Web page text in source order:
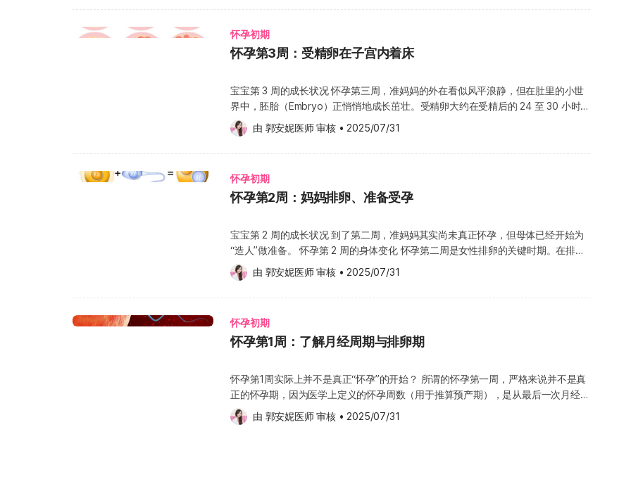
的肝脏、酵母、豆类，先由各种不同的天然食物中多样性地摄取： 3~4 份深绿色蔬
酸不足，建议与妇产科医生讨论后，再依照医生的处方补充叶酸锭剂。 【上一周：
怀孕第6周】 【下一周：怀孕第8周】
怀孕不要清猫砂 避免感染弓虫 猫咪体内容易寄生弓形虫（Toxoplasma gondii），
若不小心接触到猫咪的粪便，就有可能被感染。怀孕的女性如果是第一次感染弓形
虫，病原体有可能透过胎盘传染给宝宝，感染率高达 40%。 若在怀孕初期就感染弓
形虫，风险更高，可能导致流产或死胎。而罹患“先天性弓形虫感染症”的新生儿中，
良 失明 学习障碍 心智发育迟缓 皮肤红斑丘疹 全身淋巴结肿大 肝脾肿大 黄疸 血小
板低下 水脑症（Hydrocephalus） 小脑症（Microcephaly） 颅内钙化 神经病变 所
以孕妇尽量不要清理猫砂，最好请家人或他人代劳，以避免接触到可能含有弓形虫的
猫粪，同时也千万不能吃生食，包括生肉、生鱼片或未煮熟的蛋类，因为这些也可能
是弓形虫的感染来源。值得注意的是，如果准妈妈是在怀孕期间首次感染弓形虫，就
体，通常不会对宝宝造成影响，因此预防初次感染是关键。 怀孕第 6 周的饮食禁忌
怀孕不要吃生食 准妈妈一定要记得生食不能吃，还有未杀毒消菌过的奶制品、没有
外，还容易感染沙门氏菌、李斯特菌。 沙门氏菌若引发腹泻，可能导致身体脱水、
电解质失衡，进而刺激子宫收缩，严重时可能会引发早产；李斯特菌若经由血液传染
不特别高，但一旦发生影响极大，因此准妈妈在孕期仍应格外谨慎，避免摄取高风险
处食物链顶端，体内的汞含量会随着时间逐渐累积较多，长期摄取可能影响胎儿的脑
部与神经系统发育，因此建议准妈妈尽量减少摄取这类高汞鱼类。如果真的想食用，
（约 245~315 公克）其他种鱼类，才有更多元的营养。 【上一周：怀孕第5周】
【下一周：怀孕第7周】
道分泌物变多 秀发浓密有光泽 腹胀之感 孕斑 着床出血 情绪上的波动 怀孕初期的着
床出血 准妈妈的阴道若出现微量出血通常无须过度担心，有可能是着床出血
而引发出血，着床出血常发生在准妈妈预期月经来临的时间点，但其出血量通常比经
血少，颜色偏粉红色或浅褐色，且持续时间较短，一般属正常现象。 着床出血的发
生并非每位准妈妈都会经历，有些人完全没有出现，有些人则可能因出血量少或持续
出血通常会在短时间内自行停止，不需要特别治疗，但若阴道出血量不是少量，且持
续时间较长，甚至有变多的趋势，就必须提高警觉，建议尽快向妇产科医生咨询，以
确认是否有其他潜在问题。 练习呼吸改善心情 得知自己“中奖”了固然令人欣喜，但
随之而来的担忧与不安也是很常见的反应，超过一成的准妈妈在孕期曾经历焦虑感，
妈妈进一步联想到对宝宝健康的担忧，从而加重心理压力，若觉得心情不美丽，就要
好好照顾自己，可以试试看以下的呼吸练习： 站、卧、坐皆可，重点是在于选择一
个自己能够完全放松的姿势。 尽量让自己舒适自在，可适当解开扣子、皮带或拉
链，让身体没有束缚感。 深深地呼吸，尽量将空气吸入腹部，让腹部微微鼓起，感
觉气息自然扩展到身体的下方，如果一开始做不到也没关系，不需要强求，随着练习
容易进入放松状态。“数”是指数数字，“息”则是指呼吸气息，有助于集中注意力，稳
定情绪。可以在吸气时心中默数“一、二、三、四、五”，再在吐气时同样默数回五
自然、节奏稳定，让身心慢慢安静下来。 吸气时慢慢从一数到五，吐气时也从一数
到五，节奏保持平稳一致，呼与吸之间不需要刻意停顿，让呼吸自然流动。 整个呼
落，除了可以向信赖的亲友或师长倾诉，也建议主动寻求专业的谘商师协助，一起讨
养与氧气，同时也负责代谢废物，确保胎儿在子宫内的健康成长。 胎盘内层是羊膜
的胚胎，让胚胎能够自由活动。 胚胎细胞在这阶段可分三层： 1. 内胚层（Inner
layer） 未来将发育成为宝宝呼吸系统与消化系统的器官正在初步形成中，包括肺
管，肌肉和骨骼。 3. 外胚层（Outer layer） 未来将发育成为宝宝的大脑、神经系
统、眼球内的水晶体，牙齿的珐琅质，皮肤、指甲。 怀孕第 4 周的产检须知 怀孕
促性腺激素”（Human chorionic gonadotropin，简称 hCG），这种激素不仅能促
供给量，为胚胎提供更充足的养分与氧气，支持健康发育。 由于孕妇体内的
hCG（人类绒毛膜促性腺激素）浓度会在胚胎着床后迅速上升，因此我们可以透过
可能开始出现早期怀孕症状，这些不适通常在怀孕的前三个月较为常见。以下是怀孕
第四周可能出现的生理变化或不适症状： 月经没来 味觉改变 乳房胀痛 恶心、呕吐
疲倦 对食物的喜好有所改变 嗅觉变得更灵敏 频尿 肚子偶尔有抽筋的感觉 阴道分泌
怀孕的常见迹象之一，但月经延迟并不一定代表“造人成功”，可能也受到压力、作
息、饮食或荷尔蒙变化等因素影响，因此仍建议透过验孕确认是否怀孕，若有任何疑
虑，也可以向妇产科医生请教，获得更专业的判断与建议。 怀孕时期的皮肤的变化
—孕斑 宝宝着床后，胎盘所分泌的荷尔蒙，会影响准妈妈的各个层面，会出现与怀
局部皮肤的色素沉着变得更明显，常见的部位包括嘴唇、乳晕、腋下、阴部、大腿内
侧、脸部，尤其是肚脐下方的中线部位，也可能出现颜色加深的现象，此外，原本身
上的痣或疤痕等处的颜色也可能变得更深。 这些在准妈妈的双颊、额头或下巴上出
现的不规则咖啡色斑点，我们称之为肝斑（Chloasma），或是孕斑（Mask of
怀孕初期
怀孕第3周：受精卵在子宫内着床
宝宝第 3 周的成长状况 怀孕第三周，准妈妈的外在看似风平浪静，但在肚里的小世
界中，胚胎（Embryo）正悄悄地成长茁壮。受精卵大约在受精后的 24 至 30 小时
内开始第一次细胞分裂，接着不断以倍数方式增加成四个、八个细胞，逐步发展成桑
葚胚，并一边分裂一边从输卵管缓缓朝子宫移动，准备着床。这一阶段虽然尚无明显
怀孕症状，但却是宝宝生命起点的重要旅程。 到达子宫后，胚胎分裂为约 32 个细
继续发育并形成囊胚（Blastocyst），囊胚内部的细胞将分化为不同的部分，其中一
部分将发展为胚胎的主要结构。 在即将进入怀孕第四周时，囊胚会附着在子宫内膜
展成为胎盘（Placenta），胎盘不仅提供胚胎所需的氧气和营养，也协助将代谢产
生的废物排出体外，是连接妈妈与宝宝的重要生命通道。 怀孕第 3 周的身体变化 怀
与注意事项 – 排卵试纸的使用 排卵日期基本上可由月经周期来推算，但由于受到许
LH 的浓度变化，来更精准地推测排卵时间。一旦确认排卵日期，准爸妈就可以积极
“做人”，而是否成功受孕，通常可在性行为后的三周左右透过验孕测试来确认。 不
延迟的情况，建议隔几天再重新验孕，或直接向医生咨询，以获得更准确的判断和专
业建议。 怀孕第 3 周的饮食原则 叶酸 准妈妈除了要均衡饮食，摄取足够营养之外，
也要特别注意叶酸的摄取。怀孕的的女性每天应服用 600~800 微克的叶酸。摄入足
由 郭安妮医师 审核 • 2025/07/31
怀孕初期
怀孕第2周：妈妈排卵、准备受孕
宝宝第 2 周的成长状况 到了第二周，准妈妈其实尚未真正怀孕，但母体已经开始为
“造人”做准备。 怀孕第 2 周的身体变化 怀孕第二周是女性排卵的关键时期。在排卵
前，体内雌激素的分泌会促使子宫内膜增厚，为胚胎着床做好准备；同时，卵巢内的
卵泡在激素的刺激下逐渐增大，卵子也开始成熟。 到了这一周的周末，也就是经期
的中间点，准妈妈将进入排卵期，卵巢会释放出一个成熟的卵子，进入输卵管等待与
的性行为，卵子便有机会与精子结合形成受精卵。但此时准妈妈的身体通常尚未有明
显感觉或变化。 宝宝的性别由爸爸决定 宝宝的性别在卵子与精子的结合时就决定
对都是“体染色体”，另一对则是取决性别的“性染色体”。 其中一条染色体来自精子，
另一条来自卵子。卵子只有一种性染色体，称为 X 染色体，但精子有 X 染色体或 Y
男孩。我们由此可知：决定孩子未来的性别的是准爸爸，而非准妈妈。 怀孕第 2 周
由 郭安妮医师 审核 • 2025/07/31
怀孕初期
怀孕第1周：了解月经周期与排卵期
怀孕第1周实际上并不是真正“怀孕”的开始？ 所谓的怀孕第一周，严格来说并不是真
正的怀孕期，因为医学上定义的怀孕周数（用于推算预产期），是从最后一次月经的
第一天开始计算。这种算法的原因在于卵子受精的确切日期往往难以确定，但月经开
始的时间较为明确。不过，对于月经周期不规律的女性，仅依赖最后一次月经来推算
由 郭安妮医师 审核 • 2025/07/31